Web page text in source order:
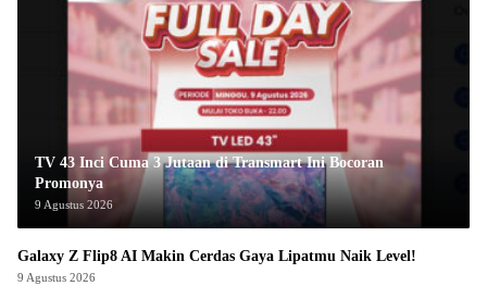
TV 43 Inci Cuma 3 Jutaan di Transmart Ini Bocoran
Promonya
9 Agustus 2026
Galaxy Z Flip8 AI Makin Cerdas Gaya Lipatmu Naik Level!
9 Agustus 2026